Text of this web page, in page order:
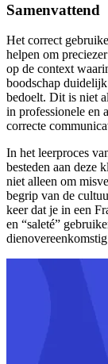
Samenvattend
Het correct
helpen om
op de context
boodschap
bedoelt. Dit is niet
in professionele en
correcte
In het leerproces
besteden aan deze
niet alleen om
begrip van de
keer dat je in een
en “saleté”
dienovereenkomstig